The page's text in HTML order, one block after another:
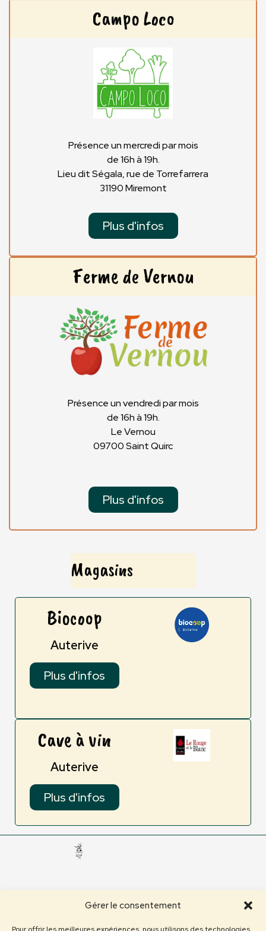
Gérer le consentement
Campo Loco
Présence un mercredi par mois
de 16h à 19h.
Lieu dit Ségala, rue de Torrefarrera
31190 Miremont
Plus d'infos
Ferme de Vernou
Présence un vendredi par mois
de 16h à 19h.
Le Vernou
09700 Saint Quirc
Plus d'infos
Magasins
Biocoop
Auterive
Plus d'infos
Cave à vin
Auterive
Plus d'infos